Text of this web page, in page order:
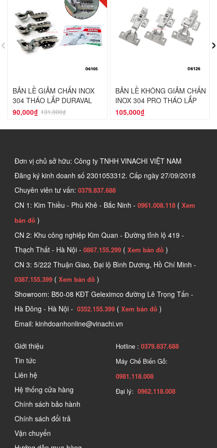
BẢN LỀ GIẢM CHẤN INOX
304 THÁO LẮP DURAVAL
D6105
90,000₫ 131,000₫
BẢN LỀ KHÔNG GIẢM CHẤN
INOX 304 PRO THÁO LẮP
DURAVAL D6126
105,000₫
‹ ›
Đơn vị chủ sở hữu: Công ty TNHH VINACHI VIỆT NAM
Đăng ký kinh doanh số 2301053312. Cấp ngày 27/09/2018
Chuyên viên tư vấn: 0379.837.688
CN 1: Kim Thiều - Phù Khê - Bắc Ninh - 0961.008.118 ( Xem
bản đồ )
CN 2: Khu công nghiệp Kim Quan - Đường tỉnh lộ 419 -
Thạch Thất - Hà Nội - 0867.155.299 ( Xem bản đồ )
CN 3: 5/222 Thuận Giao, Đại lộ Bình Dương, Hồ Chí Minh -
0387.155.399 ( Xem bản đồ )
Showroom: B50-08 KĐT Geleximco đường Lê Trọng Tấn -
Hà Đông - Hà Nội - 0352.155.399 ( Xem bản đồ )
Email: kinhdoanhonline@vinachi.vn
Giới thiệu
Tin tức
Liên hệ
Hệ thống cửa hàng
Chính sách bảo hành
Chính sách đổi trả
Vận chuyển
Hotline : 0379.837.688
Máy Chế Biến Gỗ:
0981.118.008
Đại lý: 0962.118.008